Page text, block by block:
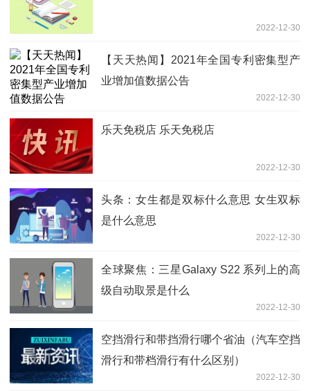
2022-12-30
【天天热闻】2021年全国专利密集型产
业增加值数据公告
2022-12-30
乐天免税店 乐天免税店
2022-12-30
头条：女生都是双标什么意思 女生双标
是什么意思
2022-12-30
全球聚焦：三星Galaxy S22 系列上的高
级自动取景是什么
2022-12-30
空挡滑行和带挡滑行哪个省油（汽车空挡
滑行和带档滑行有什么区别）
2022-12-30